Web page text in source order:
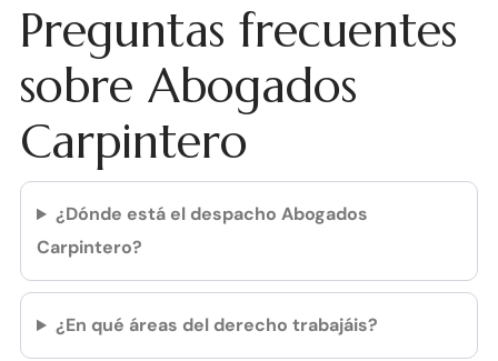
Preguntas frecuentes
sobre Abogados
Carpintero
¿Dónde está el despacho Abogados
Carpintero?
¿En qué áreas del derecho trabajáis?